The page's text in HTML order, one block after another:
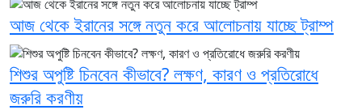
আজ থেকে ইরানের সঙ্গে নতুন করে আলোচনায় যাচ্ছে ট্রাম্প
শিশুর অপুষ্টি চিনবেন কীভাবে? লক্ষণ, কারণ ও প্রতিরোধে
জরুরি করণীয়